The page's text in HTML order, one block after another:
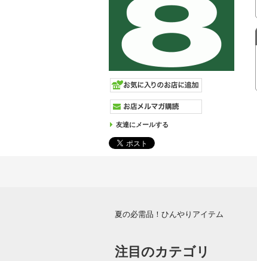
友達にメールする
夏の必需品！ひんやりアイテム
注目のカテゴリ